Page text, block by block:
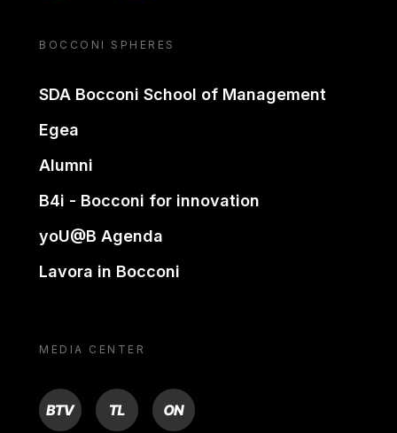
BOCCONI SPHERES
SDA Bocconi School of Management
Egea
Alumni
B4i - Bocconi for innovation
yoU@B Agenda
Lavora in Bocconi
MEDIA CENTER
BTV TL ON